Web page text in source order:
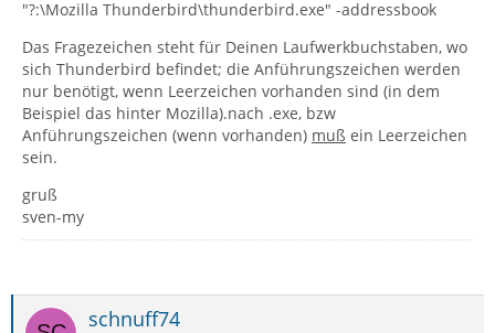
"?:\Mozilla Thunderbird\thunderbird.exe" -addressbook
Das Fragezeichen steht für Deinen Laufwerkbuchstaben, wo
sich Thunderbird befindet; die Anführungszeichen werden
nur benötigt, wenn Leerzeichen vorhanden sind (in dem
Beispiel das hinter Mozilla).nach .exe, bzw
Anführungszeichen (wenn vorhanden) muß ein Leerzeichen
sein.
gruß
sven-my
schnuff74